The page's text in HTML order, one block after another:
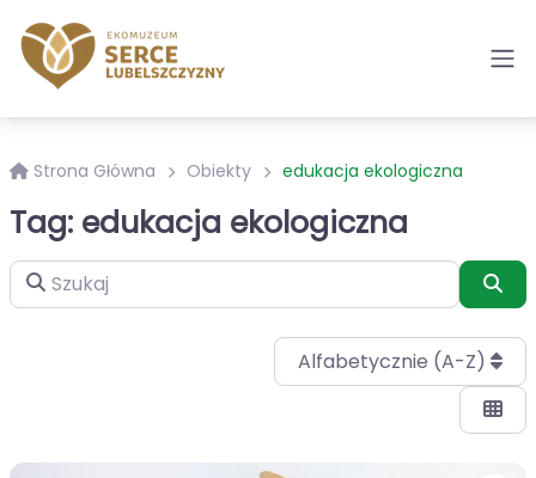
Strona Główna Obiekty edukacja ekologiczna
Tag: edukacja ekologiczna
Szukaj
Alfabetycznie (A-Z)